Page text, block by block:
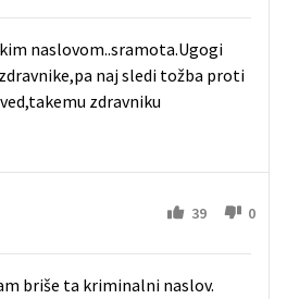
naslovom..sramota.Ugogi
naj sledi tožba proti
zdravniku
39 0
briše ta kriminalni naslov.